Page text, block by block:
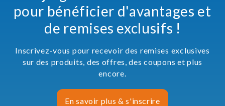
pour bénéficier d'avantages et
de remises exclusifs !
Inscrivez-vous pour recevoir des remises exclusives
sur des produits, des offres, des coupons et plus
encore.
En savoir plus & s'inscrire